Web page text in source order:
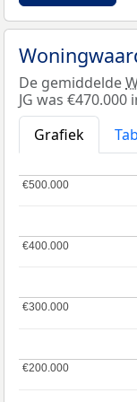
De gemiddelde
JG was €470.000
Grafiek
€200.000
€200.000
€300.000
€300.000
€400.000
€400.000
€500.000
€500.000